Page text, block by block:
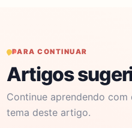
PARA CONTINUAR
Artigos
Continue aprendendo
tema deste artigo.